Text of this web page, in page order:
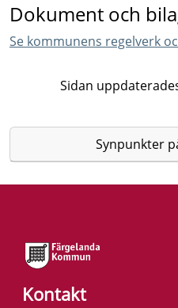
Dokument och
Se kommunens regelverk
Sidan
Synpunkter
Kontakt